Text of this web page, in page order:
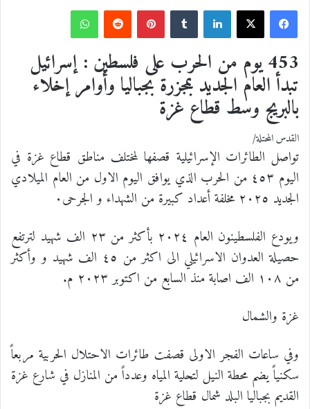
ي
س
ب
ك
X
ي
ن
ك
د
إ
ن
T
u
m
b
l
ي
ن
ي
ر
ي
س
ت
R
e
d
i
t
ا
ت
ا
ب
453 يوم من الحرب على فلسطين : إسرائيل
تبدأ العام الجديد بمجزرة بجباليا وأوامر إخلاء
بالبريج وسط قطاع غزة
القدس المحتلة/
تواصل الطائرات الإسرائيلية قصفها لمختلف مناطق قطاع غزة في
اليوم ٤٥٣ من الحرب الذي يوافق اليوم الاول من العام الميلادي
الجديد ٢٠٢٥ مخلفة أعداد كبيرة من الشهداء و الجرحى٠
ويودع الفلسطينون العام ٢٠٢٤ بأكثر من ٢٣ الف شهيد لترتفع
حصيلة العدوان الاسرائيلي الى اكثر من ٤٥ الف شهيد و وأكثر
من ١٠٨ الف اصابة منذ السابع من اكتوبر ٢٠٢٣ م.
غزة والشمال
وفي ساعات الفجر الاولى قصفت طائرات الاحتلال الحربية مربعاً
سكنياً يضم محطة النيل لتحلية المياه وعدداً من المنازل في شارع غزة
القديم بجباليا البلد شمال قطاع غزة